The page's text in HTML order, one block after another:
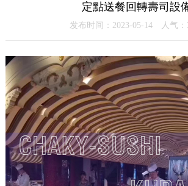
定點送餐回轉壽司設
发布时间：2023-05-14 人气：